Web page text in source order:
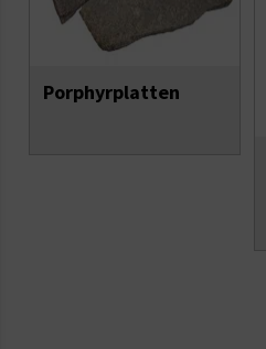
Porphyrplatten